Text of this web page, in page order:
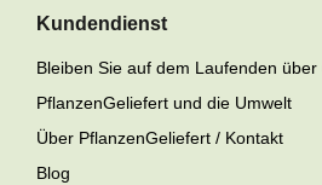
Kundendienst
Bleiben Sie auf dem Laufenden
PflanzenGeliefert und die Umwelt
Über PflanzenGeliefert / Kontakt
Blog